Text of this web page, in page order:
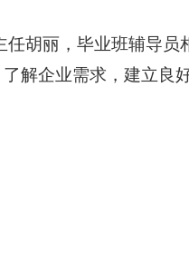
任胡丽，毕业班辅导员
解企业需求，建立良